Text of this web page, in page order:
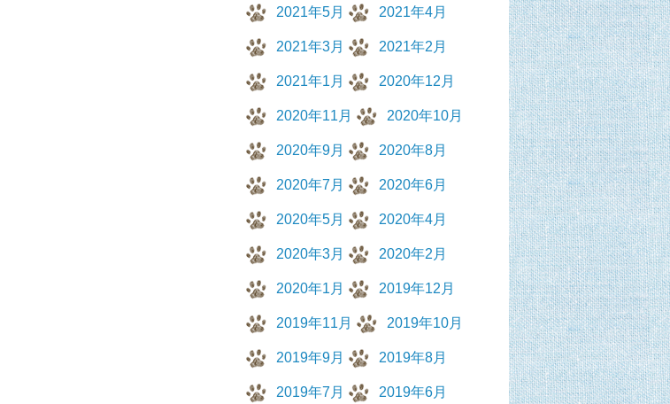
2021年5月 2021年4月
2021年3月 2021年2月
2021年1月 2020年12月
2020年11月 2020年10月
2020年9月 2020年8月
2020年7月 2020年6月
2020年5月 2020年4月
2020年3月 2020年2月
2020年1月 2019年12月
2019年11月 2019年10月
2019年9月 2019年8月
2019年7月 2019年6月